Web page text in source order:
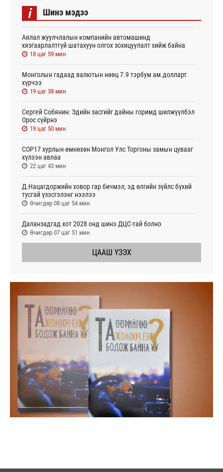
i Шинэ мэдээ
Аялал жуулчлалын компанийн автомашинд
хязгаарлалтгүй шатахуун олгох зохицуулалт хийж байна
18 цаг 59 мин
Монголын гадаад валютын нөөц 7.9 тэрбум ам.долларт
хүрчээ
19 цаг 38 мин
Сергей Собянин: Эдийн засгийг дайны горимд шилжүүлбэл
Орос сүйрнэ
19 цаг 50 мин
COP17 хурлын өмнөхөн Монгол Улс Торгоны замын цувааг
хүлээн авлаа
22 цаг 43 мин
Д.Нацагдоржийн ховор гар бичмэл, эд өлгийн зүйлс бүхий
тусгай үзэсгэлэнг нээлээ
Өчигдөр 08 цаг 54 мин
Даланзадгад хот 2028 онд шинэ ДЦС-тай болно
Өчигдөр 07 цаг 51 мин
ЦААШ ҮЗЭХ